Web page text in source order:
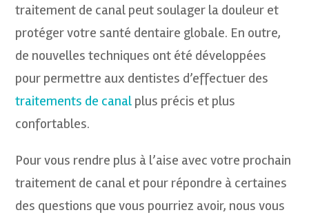
traitement de canal peut soulager la douleur et
protéger votre santé dentaire globale. En outre,
de nouvelles techniques ont été développées
pour permettre aux dentistes d’effectuer des
traitements de canal plus précis et plus
confortables.
Pour vous rendre plus à l’aise avec votre prochain
traitement de canal et pour répondre à certaines
des questions que vous pourriez avoir, nous vous